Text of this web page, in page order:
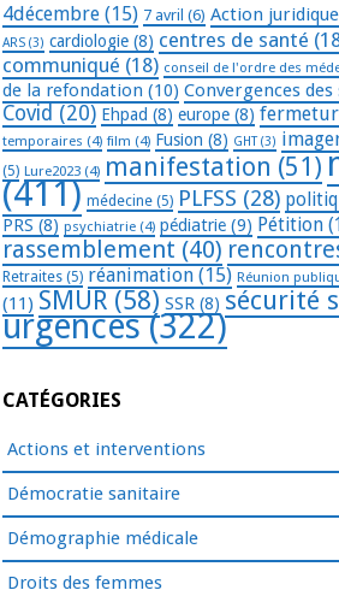
4décembre (15) 7 avril (6) Action juridique
ARS (3) cardiologie (8) centres de santé
communiqué (18) conseil de l'ordre des
de la refondation (10) Convergences
Covid (20) Ehpad (8) europe (8)
temporaires (4) film (4) Fusion (8) GHT(3)
(5) Lure2023 (4) manifestation (51)
(411) médecine (5) PLFSS (28)
PRS (8) psychiatrie (4) pédiatrie (9) Pétition
rassemblement (40)
Retraites (5) réanimation (15) Réunion
(11) SMUR (58) SSR (8) sécurité
urgences(322)
CATÉGORIES
Actions et interventions
Démocratie sanitaire
Démographie médicale
Droits des femmes